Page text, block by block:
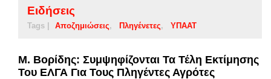
Ειδήσεις
Tags | Αποζημιώσεις Πληγένετες ΥΠΑΑΤ
Μ. Βορίδης: Συμψηφίζονται Τα Τέλη Εκτίμησης
Του ΕΛΓΑ Για Τους Πληγέντες Αγρότες